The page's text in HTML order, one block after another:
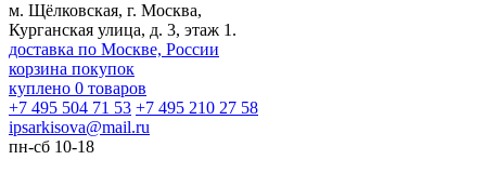
м. Щёлковская, г. Москва,
Курганская улица, д. 3, этаж 1.
доставка по Москве, России
корзина покупок
куплено 0 товаров
+7 495 504 71 53 +7 495 210 27 58
ipsarkisova@mail.ru
пн-сб 10-18